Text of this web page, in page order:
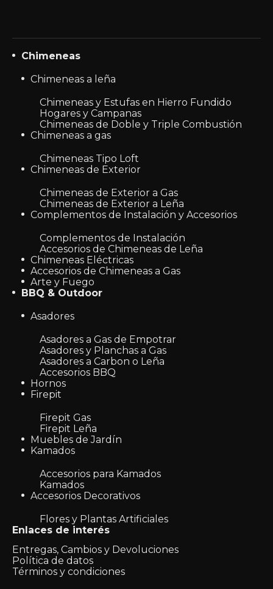
Chimeneas
Chimeneas a leña
Chimeneas y Estufas en Hierro Fundido
Hogares y Campanas
Chimeneas de Doble y Triple Combustión
Chimeneas a gas
Chimeneas Tipo Loft
Chimeneas de Exterior
Chimeneas de Exterior a Gas
Chimeneas de Exterior a Leña
Complementos de Instalación y Accesorios
Complementos de Instalación
Accesorios de Chimeneas de Leña
Chimeneas Eléctricas
Accesorios de Chimeneas a Gas
Arte y Fuego
BBQ & Outdoor
Asadores
Asadores a Gas de Empotrar
Asadores y Planchas a Gas
Asadores a Carbon o Leña
Accesorios BBQ
Hornos
Firepit
Firepit Gas
Firepit Leña
Muebles de Jardín
Kamados
Accesorios para Kamados
Kamados
Accesorios Decorativos
Flores y Plantas Artificiales
Enlaces de interés
Entregas, Cambios y Devoluciones
Política de datos
Términos y condiciones